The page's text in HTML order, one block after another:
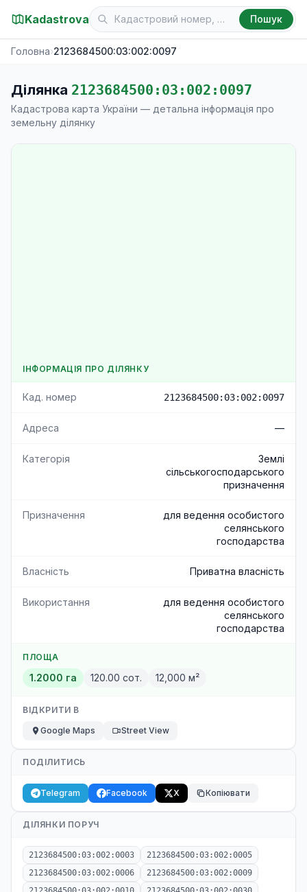
Kadastrova Пошук
Головна›2123684500:03:002:0097
Ділянка 2123684500:03:002:0097
Кадастрова карта України — детальна інформація про
земельну ділянку
ІНФОРМАЦІЯ ПРО ДІЛЯНКУ
Кад. номер 2123684500:03:002:0097
Адреса —
Категорія
Землі
сільськогосподарського
призначення
Призначення
для ведення особистого
селянського
господарства
Власність Приватна власність
Використання
для ведення особистого
селянського
господарства
ПЛОЩА
1.2000 га 120.00 сот. 12,000 м²
ВІДКРИТИ В
Google Maps
Street View
ПОДІЛИТИСЬ
Telegram Facebook X Копіювати
ДІЛЯНКИ ПОРУЧ
2123684500:03:002:0003
2123684500:03:002:0005
2123684500:03:002:0006
2123684500:03:002:0009